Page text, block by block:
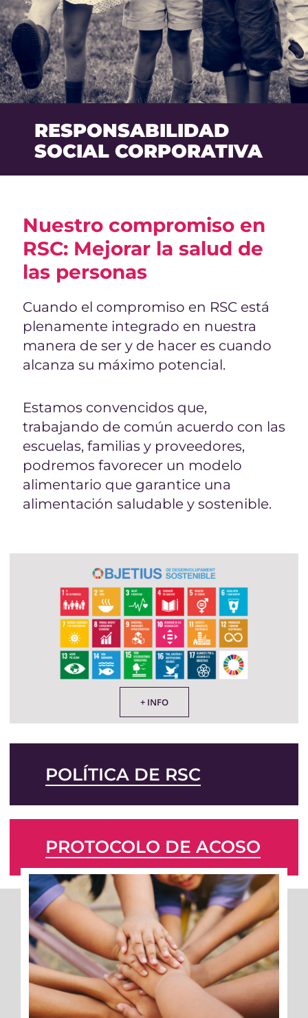
RESPONSABILIDAD
SOCIAL CORPORATIVA
Nuestro compromiso en
RSC: Mejorar la salud de
las personas
Cuando el compromiso en RSC está
plenamente integrado en nuestra
manera de ser y de hacer es cuando
alcanza su máximo potencial.
Estamos convencidos que,
trabajando de común acuerdo con las
escuelas, familias y proveedores,
podremos favorecer un modelo
alimentario que garantice una
alimentación saludable y sostenible.
+ INFO
POLÍTICA DE RSC
PROTOCOLO DE ACOSO